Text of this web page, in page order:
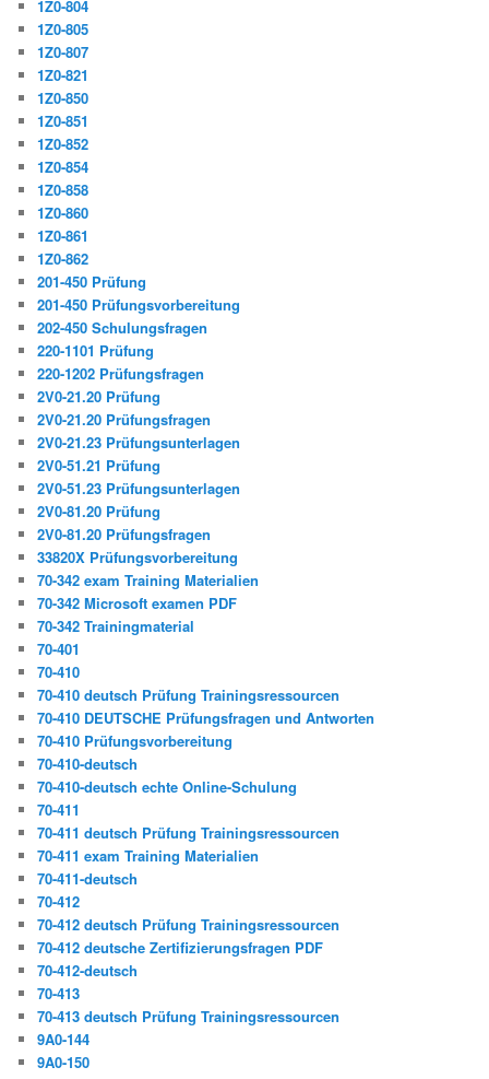
1Z0-804
1Z0-805
1Z0-807
1Z0-821
1Z0-850
1Z0-851
1Z0-852
1Z0-854
1Z0-858
1Z0-860
1Z0-861
1Z0-862
201-450 Prüfung
201-450 Prüfungsvorbereitung
202-450 Schulungsfragen
220-1101 Prüfung
220-1202 Prüfungsfragen
2V0-21.20 Prüfung
2V0-21.20 Prüfungsfragen
2V0-21.23 Prüfungsunterlagen
2V0-51.21 Prüfung
2V0-51.23 Prüfungsunterlagen
2V0-81.20 Prüfung
2V0-81.20 Prüfungsfragen
33820X Prüfungsvorbereitung
70-342 exam Training Materialien
70-342 Microsoft examen PDF
70-342 Trainingmaterial
70-401
70-410
70-410 deutsch Prüfung Trainingsressourcen
70-410 DEUTSCHE Prüfungsfragen und Antworten
70-410 Prüfungsvorbereitung
70-410-deutsch
70-410-deutsch echte Online-Schulung
70-411
70-411 deutsch Prüfung Trainingsressourcen
70-411 exam Training Materialien
70-411-deutsch
70-412
70-412 deutsch Prüfung Trainingsressourcen
70-412 deutsche Zertifizierungsfragen PDF
70-412-deutsch
70-413
70-413 deutsch Prüfung Trainingsressourcen
9A0-144
9A0-150